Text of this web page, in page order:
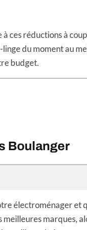
ces réductions à
du moment au
budget.
Boulanger
électroménager et
meilleures marques,